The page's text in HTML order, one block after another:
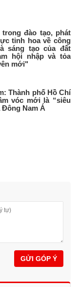
đào tạo, phát
tinh hoa về công
sáng tạo của đất
hội nhập và tỏa
mới"
Thành phố Hồ Chí
vóc mới là “siêu
Nam Á
GỬI GÓP Ý